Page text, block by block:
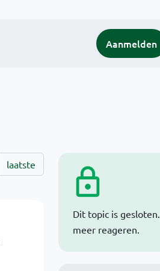
Aanmelden
Dit topic is
meer reageren.
laatste